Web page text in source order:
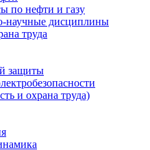
по нефти и газу
научные дисциплины
труда
защиты
и охрана труда)